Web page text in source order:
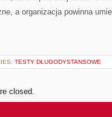
a organizacja powinna
TESTY DŁUGODYSTANSOWE
closed.